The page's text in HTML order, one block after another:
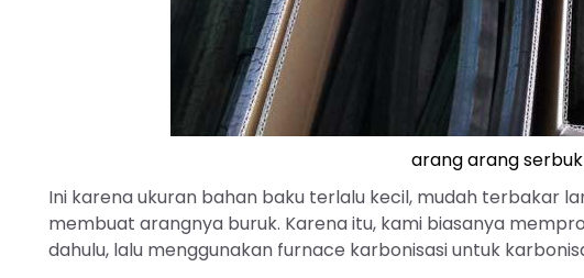
arang arang
Ini karena ukuran bahan baku terlalu kecil, mudah terbakar
membuat arangnya buruk. Karena itu, kami biasanya
dahulu, lalu menggunakan furnace karbonisasi untuk